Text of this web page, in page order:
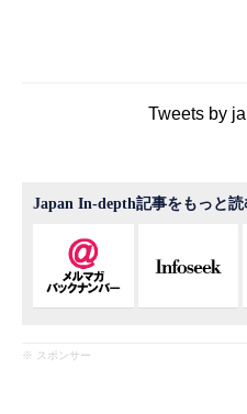
Tweets by
Japan In-depth記事をもっと読
※ スポンサー